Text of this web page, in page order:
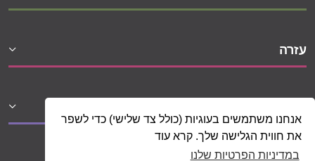
אנחנו משתמשים בעוגיות (כולל צד שלישי) כדי לשפר
את חווית הגלישה שלך. קרא עוד
במדיניות הפרטיות שלנו
עזרה